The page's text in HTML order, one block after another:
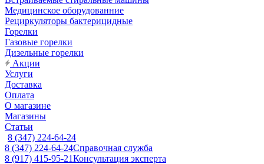
Медицинское оборудованние
Рециркуляторы бактерицидные
Горелки
Газовые горелки
Дизельные горелки
Акции
Услуги
Доставка
Оплата
О магазине
Магазины
Статьи
8 (347) 224-64-24
8 (347) 224-64-24Справочная служба
8 (917) 415-95-21Консультация эксперта